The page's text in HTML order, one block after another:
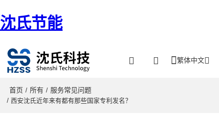
沈氏节能
繁体中文
首页 / 所有 / 服务常见问题
/ 西安沈氏近年来有都有那些国家专利发名？